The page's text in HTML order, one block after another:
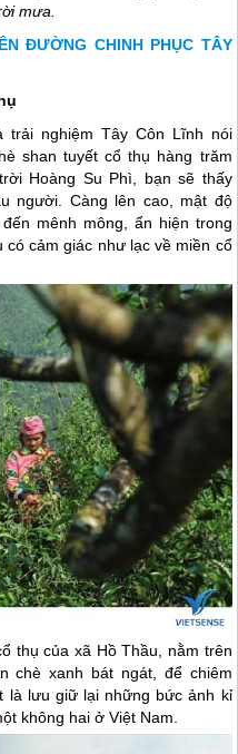
mưa.
ĐƯỜNG CHINH PHỤC TÂY
trải nghiệm Tây Côn Lĩnh nói
shan tuyết cổ thụ hàng trăm
Hoàng Su Phì, bạn sẽ thấy
người. Càng lên cao, mật độ
mênh mông, ẩn hiện trong
cảm giác như lạc về miền cổ
thụ của xã Hồ Thầu, nằm trên
chè xanh bát ngát, để chiêm
là lưu giữ lại những bức ảnh kỉ
không hai ở Việt Nam.